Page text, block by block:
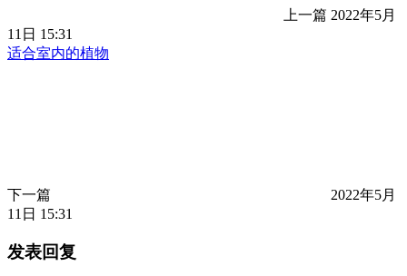
上一篇 2022年5月
11日 15:31
适合室内的植物
下一篇
2022年5月
11日 15:31
发表回复